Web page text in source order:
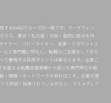
るKAIGIグループの一員です。マーケティン
ラス。東京・名古屋・大阪・福岡に拠点を持
イナー、コピーライター、営業・アカウントエ
など専門職に特化し、転職のご支援をしており
て重視する採用ポイントは異なります。企業ご
超える転職支援実績から培った専門特化の転
・情報・ネットワークがあればこそ。企業が選
ス評価・採用されているかなど、マスメディア